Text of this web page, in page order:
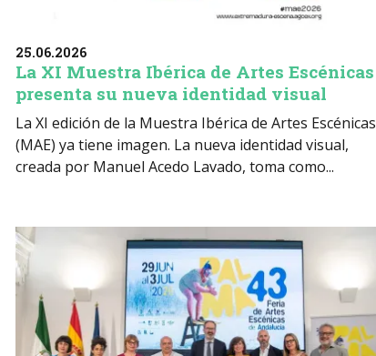
25.06.2026
La XI Muestra Ibérica de Artes Escénicas
presenta su nueva identidad visual
La XI edición de la Muestra Ibérica de Artes Escénicas
(MAE) ya tiene imagen. La nueva identidad visual,
creada por Manuel Acedo Lavado, toma como...